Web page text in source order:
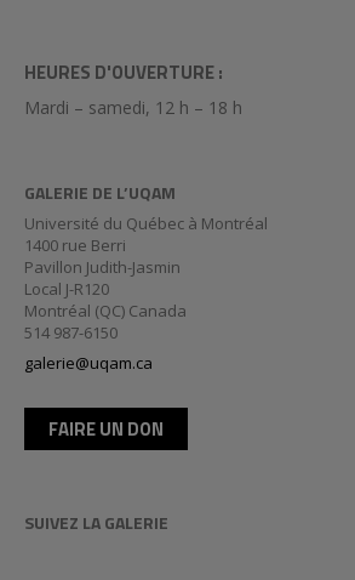
HEURES D'OUVERTURE :
Mardi – samedi, 12 h – 18 h
GALERIE DE L’UQAM
Université du Québec à Montréal
1400 rue Berri
Pavillon Judith-Jasmin
Local J-R120
Montréal (QC) Canada
514 987-6150
galerie@uqam.ca
FAIRE UN DON
SUIVEZ LA GALERIE